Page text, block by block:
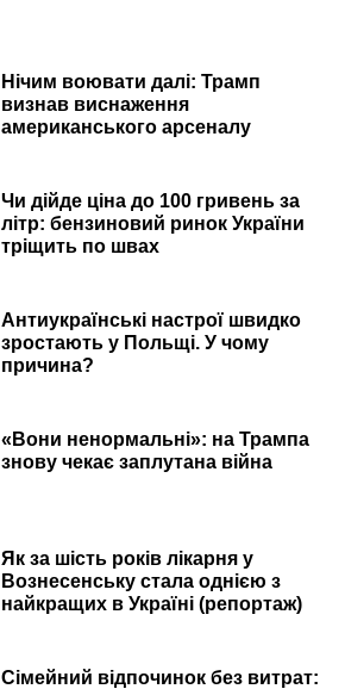
Нічим воювати далі: Трамп
визнав виснаження
американського арсеналу
Чи дійде ціна до 100 гривень за
літр: бензиновий ринок України
тріщить по швах
Антиукраїнські настрої швидко
зростають у Польщі. У чому
причина?
«Вони ненормальні»: на Трампа
знову чекає заплутана війна
Як за шість років лікарня у
Вознесенську стала однією з
найкращих в Україні (репортаж)
Сімейний відпочинок без витрат: